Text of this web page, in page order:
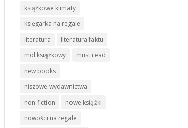
książkowe klimaty
księgarka na regale
literatura
literatura faktu
mol książkowy
must read
new books
niszowe wydawnictwa
non-fiction
nowe książki
nowości na regale